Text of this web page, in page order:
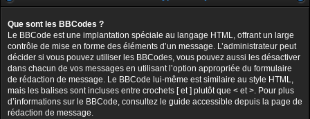
Que sont les BBCodes ?
Le BBCode est une implantation spéciale au langage HTML, offrant un large
contrôle de mise en forme des éléments d’un message. L’administrateur peut
décider si vous pouvez utiliser les BBCodes, vous pouvez aussi les désactiver
dans chacun de vos messages en utilisant l’option appropriée du formulaire
de rédaction de message. Le BBCode lui-même est similaire au style HTML,
mais les balises sont incluses entre crochets [ et ] plutôt que < et >. Pour plus
d’informations sur le BBCode, consultez le guide accessible depuis la page de
rédaction de message.